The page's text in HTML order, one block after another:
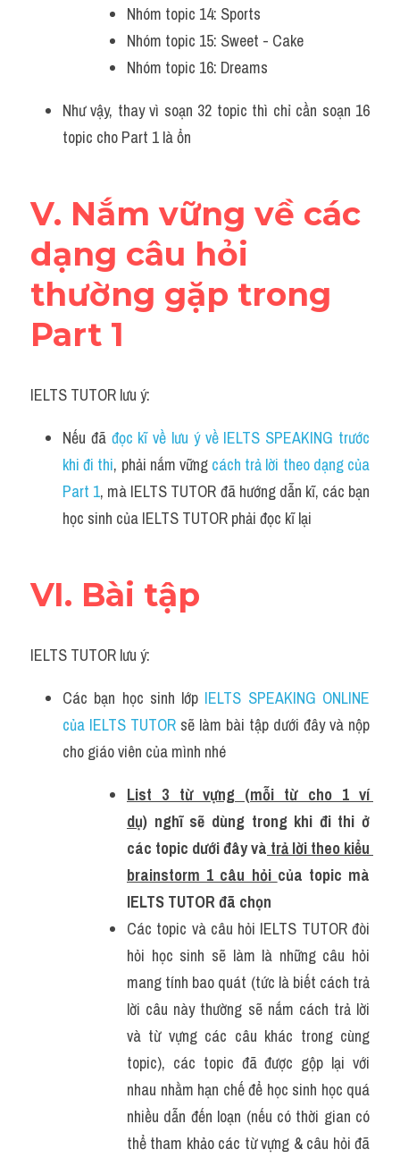
Nhóm topic 14: Sports
Nhóm topic 15: Sweet - Cake
Nhóm topic 16: Dreams
Như vậy, thay vì soạn 32 topic thì chỉ cần soạn 16
topic cho Part 1 là ổn
V. Nắm vững về các
dạng câu hỏi
thường gặp trong
Part 1
IELTS TUTOR lưu ý:
Nếu đã đọc kĩ về lưu ý về IELTS SPEAKING trước
khi đi thi, phải nắm vững cách trả lời theo dạng của
Part 1, mà IELTS TUTOR đã hướng dẫn kĩ, các bạn
học sinh của IELTS TUTOR phải đọc kĩ lại
VI. Bài tập
IELTS TUTOR lưu ý:
Các bạn học sinh lớp IELTS SPEAKING ONLINE
của IELTS TUTOR sẽ làm bài tập dưới đây và nộp
cho giáo viên của mình nhé
List 3 từ vựng (mỗi từ cho 1 ví
dụ) nghĩ sẽ dùng trong khi đi thi ở
các topic dưới đây và trả lời theo kiểu
brainstorm 1 câu hỏi của topic mà
IELTS TUTOR đã chọn
Các topic và câu hỏi IELTS TUTOR đòi
hỏi học sinh sẽ làm là những câu hỏi
mang tính bao quát (tức là biết cách trả
lời câu này thường sẽ nắm cách trả lời
và từ vựng các câu khác trong cùng
topic), các topic đã được gộp lại với
nhau nhằm hạn chế để học sinh học quá
nhiều dẫn đến loạn (nếu có thời gian có
thể tham khảo các từ vựng & câu hỏi đã